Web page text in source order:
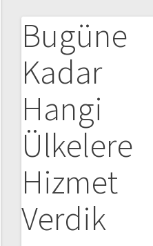
Bugüne
Kadar
Hangi
Ülkelere
Hizmet
Verdik